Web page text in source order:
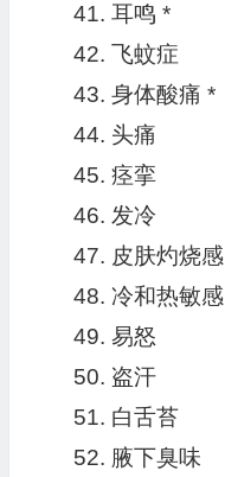
耳鸣 *
飞蚊症
身体酸痛 *
头痛
痉挛
发冷
皮肤灼烧感
冷和热敏感
易怒
盗汗
白舌苔
腋下臭味